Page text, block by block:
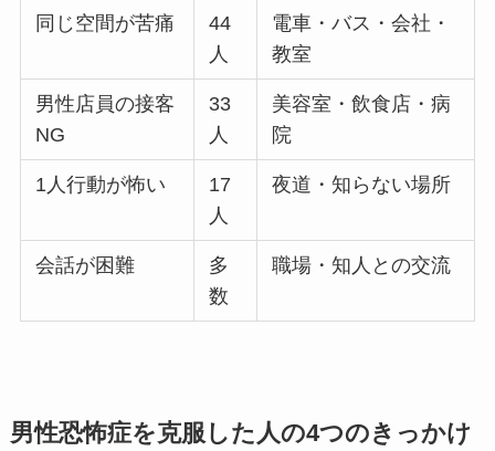
同じ空間が苦痛
44
人
電車・バス・会社・
教室
男性店員の接客
NG
33
人
美容室・飲食店・病
院
1人行動が怖い
17
人
夜道・知らない場所
会話が困難
多
数
職場・知人との交流
男性恐怖症を克服した人の4つのきっかけ